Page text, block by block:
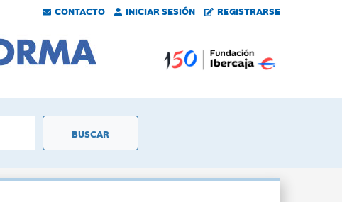
CONTACTO INICIAR SESIÓN REGISTRARSE